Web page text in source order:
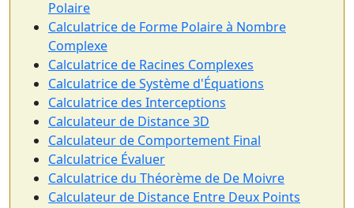
Polaire
Calculatrice de Forme Polaire à Nombre
Complexe
Calculatrice de Racines Complexes
Calculatrice de Système d'Équations
Calculatrice des Interceptions
Calculateur de Distance 3D
Calculateur de Comportement Final
Calculatrice Évaluer
Calculatrice du Théorème de De Moivre
Calculateur de Distance Entre Deux Points